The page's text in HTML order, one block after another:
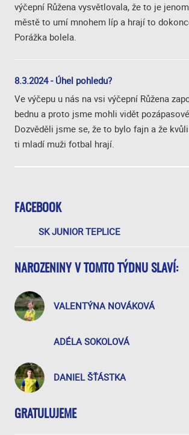
FACEBOOK
SK JUNIOR TEPLICE
NAROZENINY V TOMTO TÝDNU SLAVÍ:
VALENTÝNA NOVÁKOVÁ
ADÉLA SOKOLOVÁ
DANIEL ŠŤÁSTKA
GRATULUJEME
výčepní Růžena vysvětlovala, že to je
městě to umí mnohem líp a hrají to
Porážka bolela.
8.3.2024 - Úhel pohledu?
Ve výčepu u nás na vsi výčepní Růžena
bednu a proto jsme mohli vidět
Dozvěděli jsme se, že to bylo fajn a že
ti mladí muži fotbal hrají.